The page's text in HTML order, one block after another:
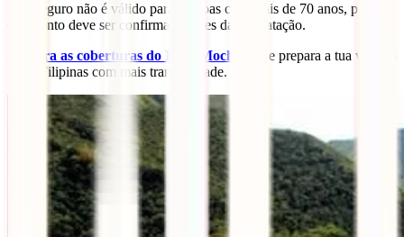
Este seguro não é válido para pessoas com mais de 70 anos, por isso
este ponto deve ser confirmado antes da contratação.
Explora as coberturas do IATI Mochileiro
e prepara a tua viagem
pelas Filipinas com mais tranquilidade.